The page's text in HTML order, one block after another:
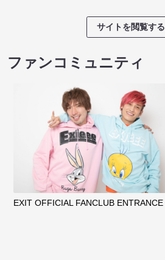
サイトを閲覧する
ファンコミュニティ
EXIT OFFICIAL FANCLUB ENTRANCE